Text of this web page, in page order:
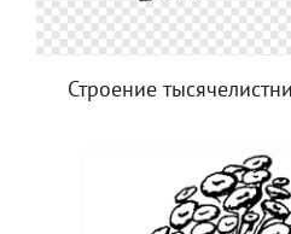
Строение